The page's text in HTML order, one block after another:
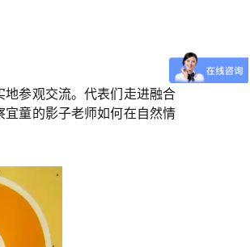
参观交流。代表们走进融合
童的影子老师如何在自然情